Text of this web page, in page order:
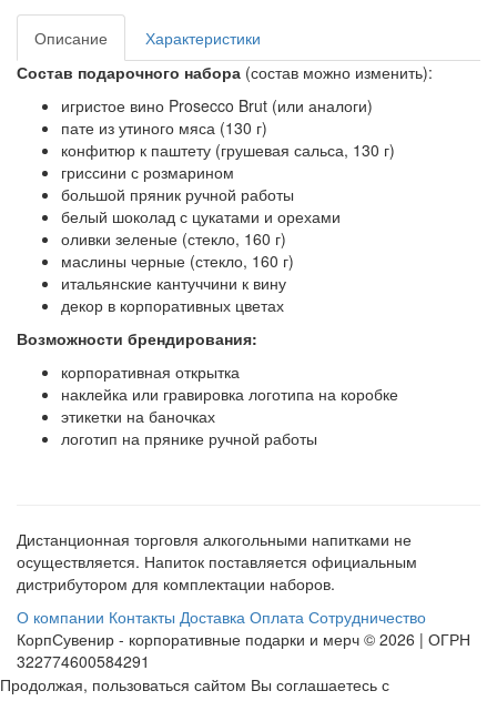
Описание
Характеристики
Состав подарочного набора (состав можно изменить):
игристое вино Prosecco Brut (или аналоги)
пате из утиного мяса (130 г)
конфитюр к паштету (грушевая сальса, 130 г)
гриссини с розмарином
большой пряник ручной работы
белый шоколад с цукатами и орехами
оливки зеленые (стекло, 160 г)
маслины черные (стекло, 160 г)
итальянские кантуччини к вину
декор в корпоративных цветах
Возможности брендирования:
корпоративная открытка
наклейка или гравировка логотипа на коробке
этикетки на баночках
логотип на прянике ручной работы
Дистанционная торговля алкогольными напитками не
осуществляется. Напиток поставляется официальным
дистрибутором для комплектации наборов.
О компании Контакты Доставка Оплата Сотрудничество
КорпСувенир - корпоративные подарки и мерч © 2026 | ОГРН
322774600584291
Продолжая, пользоваться сайтом Вы соглашаетесь с